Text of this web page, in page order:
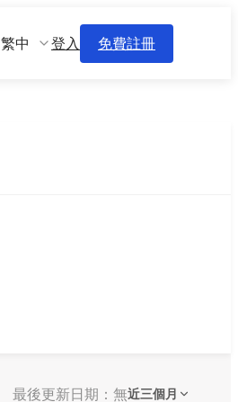
繁中 登入 免費註冊
最後更新日期：無近三個月